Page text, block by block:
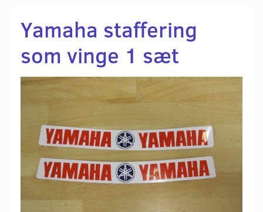
Yamaha staffering
som vinge 1 sæt